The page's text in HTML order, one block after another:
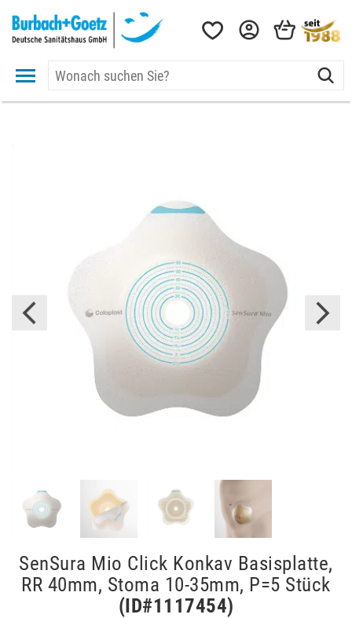
SenSura Mio Click Konkav Basisplatte,
RR 40mm, Stoma 10-35mm, P=5 Stück
(ID#1117454)